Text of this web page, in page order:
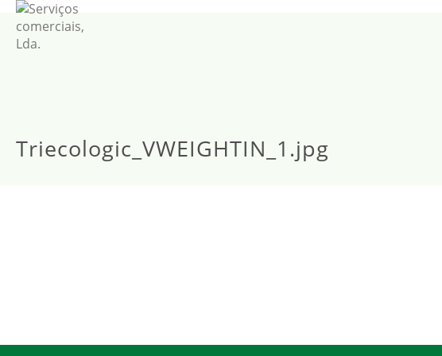
Triecologic_VWEIGHTIN_1.jpg